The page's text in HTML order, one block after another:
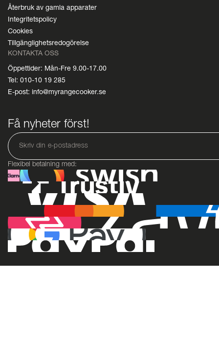
Återbruk av gamla apparater
Integritetspolicy
Cookies
Tillgänglighetsredogörelse
KONTAKTA OSS
Öppettider: Mån-Fre 9.00-17.00
Tel: 010-10 19 285
E-post: info@myrangecooker.se
Få nyheter först!
Flexibel betalning med: